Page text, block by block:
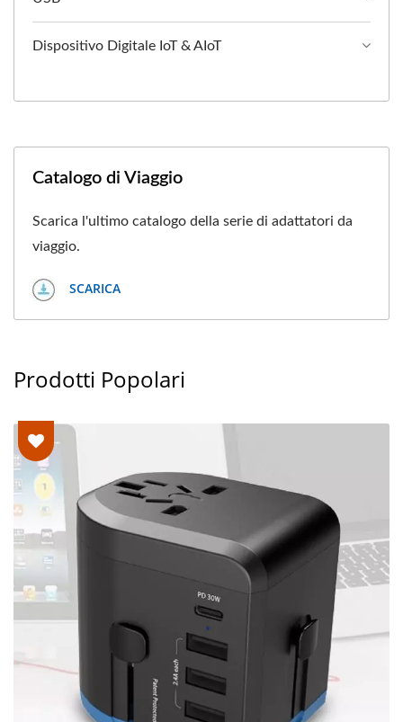
Dispositivo Digitale IoT & AIoT
Catalogo di Viaggio
Scarica l'ultimo catalogo della serie di adattatori da
viaggio.
SCARICA
Prodotti Popolari